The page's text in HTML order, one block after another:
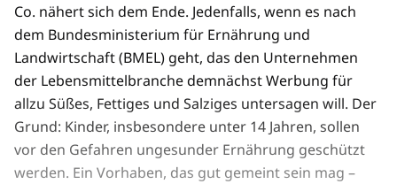
Co. nähert sich dem Ende. Jedenfalls, wenn es nach
dem Bundesministerium für Ernährung und
Landwirtschaft (BMEL) geht, das den Unternehmen
der Lebensmittelbranche demnächst Werbung für
allzu Süßes, Fettiges und Salziges untersagen will. Der
Grund: Kinder, insbesondere unter 14 Jahren, sollen
vor den Gefahren ungesunder Ernährung geschützt
werden. Ein Vorhaben, das gut gemeint sein mag –